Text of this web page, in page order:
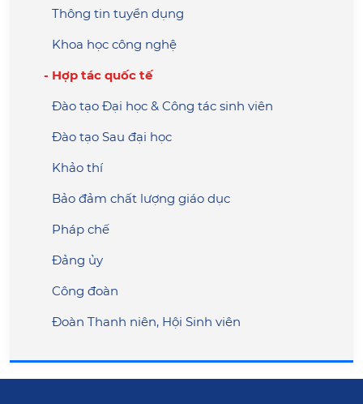
Thông tin tuyển dụng
Khoa học công nghệ
Hợp tác quốc tế
Đào tạo Đại học & Công tác sinh viên
Đào tạo Sau đại học
Khảo thí
Bảo đảm chất lượng giáo dục
Pháp chế
Đảng ủy
Công đoàn
Đoàn Thanh niên, Hội Sinh viên